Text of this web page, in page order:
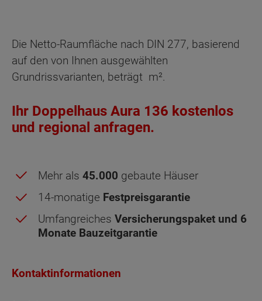
Die Netto-Raumfläche nach DIN 277, basierend
auf den von Ihnen ausgewählten
Grundrissvarianten, beträgt m².
Ihr Doppelhaus Aura 136 kostenlos
und regional anfragen.
Mehr als 45.000 gebaute Häuser
14-monatige Festpreisgarantie
Umfangreiches Versicherungspaket und 6
Monate Bauzeitgarantie
Kontaktinformationen